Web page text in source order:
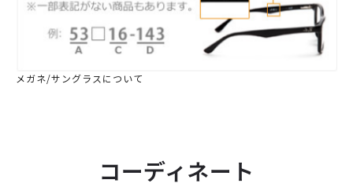
メガネ/サングラスについて
コーディネート